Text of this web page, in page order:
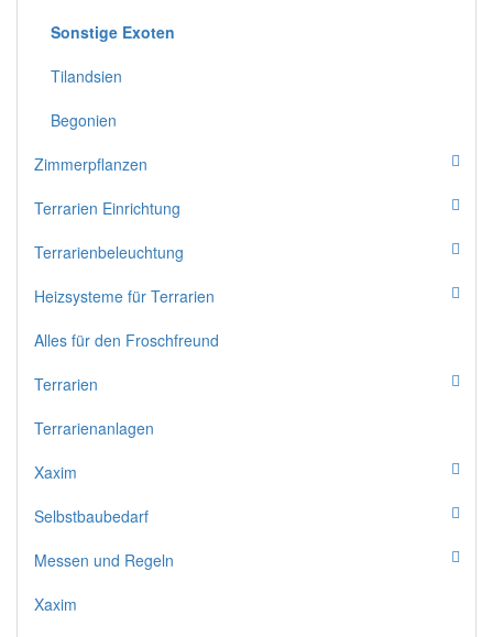
Sonstige Exoten
Tilandsien
Begonien
Zimmerpflanzen
Terrarien Einrichtung
Terrarienbeleuchtung
Heizsysteme für Terrarien
Alles für den Froschfreund
Terrarien
Terrarienanlagen
Xaxim
Selbstbaubedarf
Messen und Regeln
Xaxim